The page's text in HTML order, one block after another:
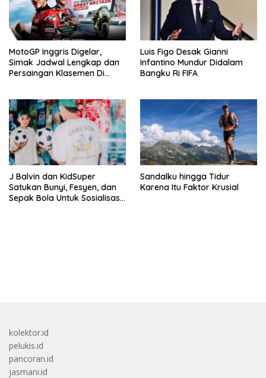
MotoGP Inggris Digelar,
Simak Jadwal Lengkap dan
Persaingan Klasemen Di
Luis Figo Desak Gianni
Infantino Mundur Didalam
Bangku Ri FIFA
J Balvin dan KidSuper
Satukan Bunyi, Fesyen, dan
Sepak Bola Untuk Sosialisasi
Sandalku hingga Tidur
Karena Itu Faktor Krusial
kolektor.id
pelukis.id
pancoran.id
jasmani.id